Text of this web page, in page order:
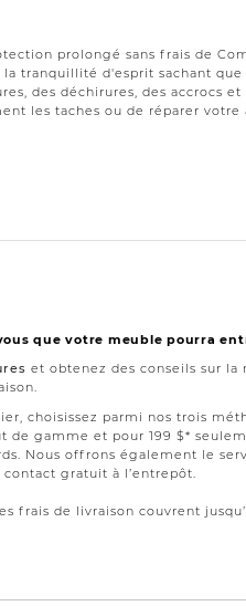
prolongé sans frais de
tranquillité d'esprit sachant que
des déchirures, des accrocs et
les taches ou de réparer votre
que votre meuble pourra
et obtenez des conseils sur la
choisissez parmi nos trois
gamme et pour 199 $*
Nous offrons également le
gratuit à l’entrepôt.
frais de livraison couvrent